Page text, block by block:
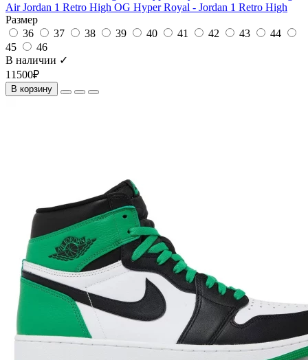
Air Jordan 1 Retro High OG Hyper Royal - Jordan 1 Retro High
Размер
36
37 38 39 40 41 42 43
44
45
46
В наличии ✓
11500₽
В корзину